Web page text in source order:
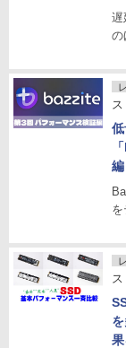
遅
の
ス
編
を
ス